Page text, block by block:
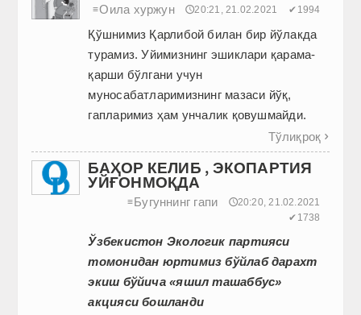
≡Оила хуржун 🕔20:21, 21.02.2021 ✔1994
Қўшнимиз Қарлибой билан бир йўлакда
турамиз. Уйимизнинг эшиклари қарама-
қарши бўлгани учун
муносабатларимизнинг мазаси йўқ,
гапларимиз ҳам унчалик қовушмайди.
Тўлиқроқ 
БАҲОР КЕЛИБ , ЭКОПАРТИЯ
УЙҒОНМОҚДА
≡Бугуннинг гапи
🕔20:20, 21.02.2021
✔1738
Ўзбекистон Экологик партияси
томонидан юртимиз бўйлаб дарахт
экиш бўйича «яшил ташаббус»
акцияси бошланди